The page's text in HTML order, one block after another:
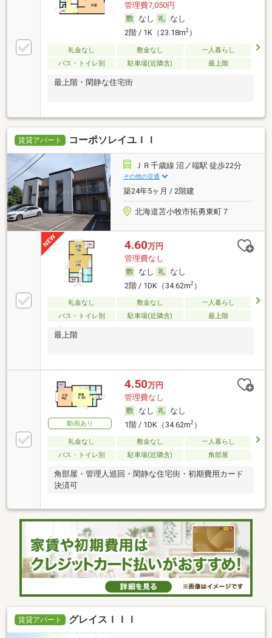
管理費7,050円
なし
なし
2階 / 1K（23.18m2）
礼金なし 敷金なし
一人暮らし
バス・トイレ別
駐車場(近隣含) 最上階
最上階・閑静な住宅街
賃貸アパート コーポソレイユＩＩ
ＪＲ千歳線 沼ノ端駅 徒歩22分
その他の交通
築24年5ヶ月 / 2階建
北海道苫小牧市拓勇東町７
4.60万円
管理費なし
なし
なし
2階 / 1DK（34.62m2）
礼金なし 敷金なし
一人暮らし
バス・トイレ別
駐車場(近隣含) 最上階
最上階
動画あり
4.50万円
管理費なし
なし
なし
1階 / 1DK（34.62m2）
礼金なし 敷金なし
一人暮らし
バス・トイレ別
駐車場(近隣含) 角部屋
角部屋・管理人巡回・閑静な住宅街・初期費用カード
決済可
賃貸アパート グレイスＩＩＩ